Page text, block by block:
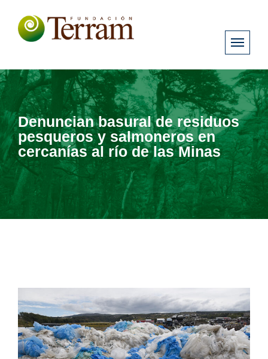
Denuncian basural de residuos
pesqueros y salmoneros en
cercanías al río de las Minas